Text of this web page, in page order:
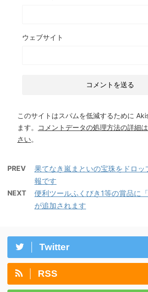
ウェブサイト
このサイトはスパムを低減するために
ます。
コメントデータの処理方法の詳細
さい。
PREV
果てなき嵐まといの宝珠をドロ
報です
NEXT
便利ツールふくびき1等の賞品に
が追加されます
Twitter
RSS